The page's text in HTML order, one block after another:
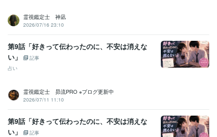
得意分野
手相占い・ホクロ占い・数秘・姓名判断
恋愛 結婚 子育て 不安 相談 悩み 人間関係 手相鑑定
姓名判断
あの人の気持ち
悩み相談・カウンセリング カラー心理学
学歴
東京都立大学 1989年3月 ~ 1993年2月
ICS カレッジオブアーツ 1990年3月 ~ 1993年2月
語学力
霊視鑑定士 神凪
2026/07/16 23:10
第9話「好きって伝わったのに、不安は消えな
い」
記事
占い
霊視鑑定士 昴流PRO ※ブログ更新中
2026/07/11 11:10
第9話「好きって伝わったのに、不安は消えな
い」
記事